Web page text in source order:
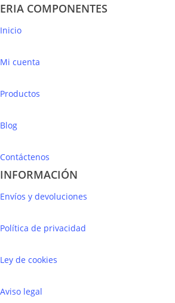
ERIA COMPONENTES
Inicio
Mi cuenta
Productos
Blog
Contáctenos
INFORMACIÓN
Envíos y devoluciones
Política de privacidad
Ley de cookies
Aviso legal